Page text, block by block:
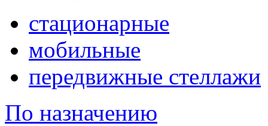
стационарные
мобильные
передвижные стеллажи
По назначению